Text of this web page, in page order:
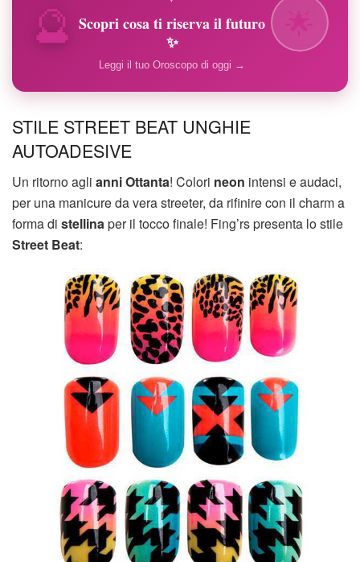
🔮 Scopri cosa ti riserva il futuro
✨
Leggi il tuo Oroscopo di oggi →
STILE STREET BEAT UNGHIE
AUTOADESIVE
Un ritorno agli anni Ottanta! Colori neon intensi e audaci,
per una manicure da vera streeter, da rifinire con il charm a
forma di stellinaper il tocco finale! Fing’rs presenta lo stile
Street Beat: